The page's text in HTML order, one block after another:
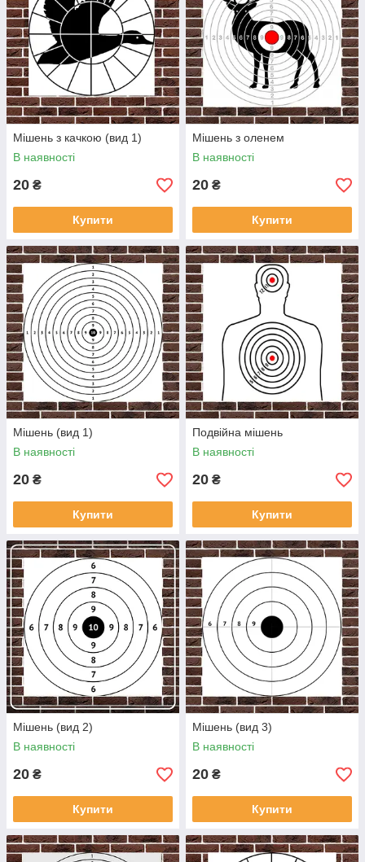
Мішень з качкою (вид 1)
В наявності
20 ₴
Купити
Мішень з оленем
В наявності
20 ₴
Купити
Мішень (вид 1)
В наявності
20 ₴
Купити
Подвійна мішень
В наявності
20 ₴
Купити
Мішень (вид 2)
В наявності
20 ₴
Купити
Мішень (вид 3)
В наявності
20 ₴
Купити